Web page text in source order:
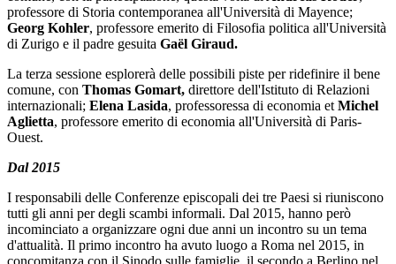
professore di Storia contemporanea all'Università di Mayence;
Georg Kohler, professore emerito di Filosofia politica all'Università
di Zurigo e il padre gesuita Gaël Giraud.
La terza sessione esplorerà delle possibili piste per ridefinire il bene
comune, con Thomas Gomart, direttore dell'Istituto di Relazioni
internazionali; Elena Lasida, professoressa di economia et Michel
Aglietta, professore emerito di economia all'Università di Paris-
Ouest.
Dal 2015
I responsabili delle Conferenze episcopali dei tre Paesi si riuniscono
tutti gli anni per degli scambi informali. Dal 2015, hanno però
incominciato a organizzare ogni due anni un incontro su un tema
d'attualità. Il primo incontro ha avuto luogo a Roma nel 2015, in
concomitanza con il Sinodo sulle famiglie, il secondo a Berlino nel